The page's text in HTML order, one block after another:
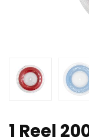
1 Reel